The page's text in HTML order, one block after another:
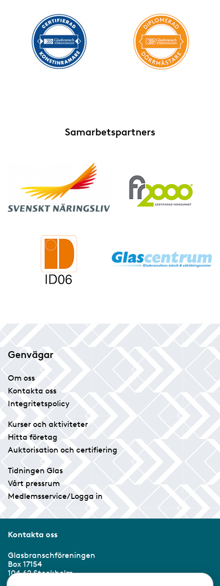
Samarbetspartners
Genvägar
Om oss
Kontakta oss
Integritetspolicy
Kurser och aktiviteter
Hitta företag
Auktorisation och certifiering
Tidningen Glas
Vårt pressrum
Medlemsservice/Logga in
Kontakta oss
Glasbranschföreningen
Box 17154
104 62 Stockholm